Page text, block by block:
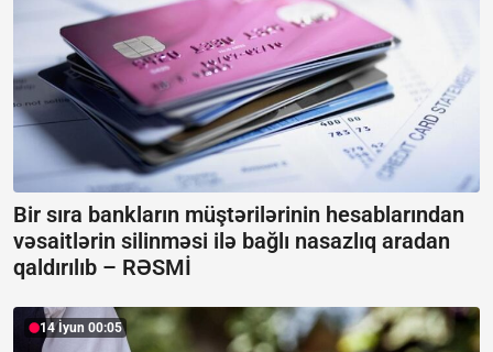
Bir sıra bankların müştərilərinin hesablarından
vəsaitlərin silinməsi ilə bağlı nasazlıq aradan
qaldırılıb – RƏSMİ
14 İyun 00:05